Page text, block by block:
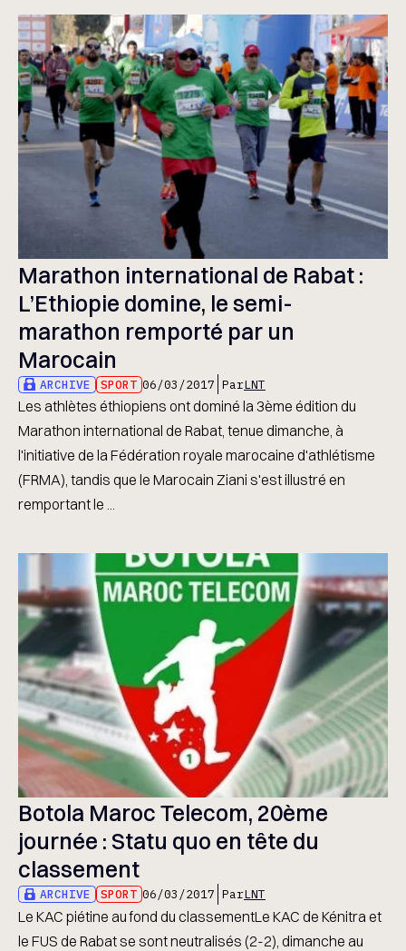
Marathon international de Rabat :
L’Ethiopie domine, le semi-
marathon remporté par un
Marocain
ARCHIVE SPORT 06/03/2017 ParLNT
Les athlètes éthiopiens ont dominé la 3ème édition du
Marathon international de Rabat, tenue dimanche, à
l'initiative de la Fédération royale marocaine d'athlétisme
(FRMA), tandis que le Marocain Ziani s'est illustré en
remportant le ...
Botola Maroc Telecom, 20ème
journée : Statu quo en tête du
classement
ARCHIVE SPORT 06/03/2017 ParLNT
Le KAC piétine au fond du classementLe KAC de Kénitra et
le FUS de Rabat se sont neutralisés (2-2), dimanche au